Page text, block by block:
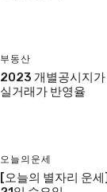
부동산
2023 개별공시지가
실거래가 반영율
오늘의운세
[오늘의 별자리 운